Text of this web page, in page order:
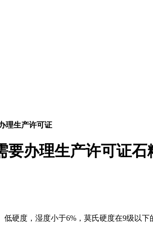
理生产许可证
办理生产许可证
硬度，湿度小于6%，莫氏硬度在9级以